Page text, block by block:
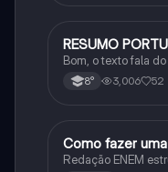
Português
RESUMO
Bom, o texto fala
8° 3,006 52
Português
Como fazer
Redação ENEM